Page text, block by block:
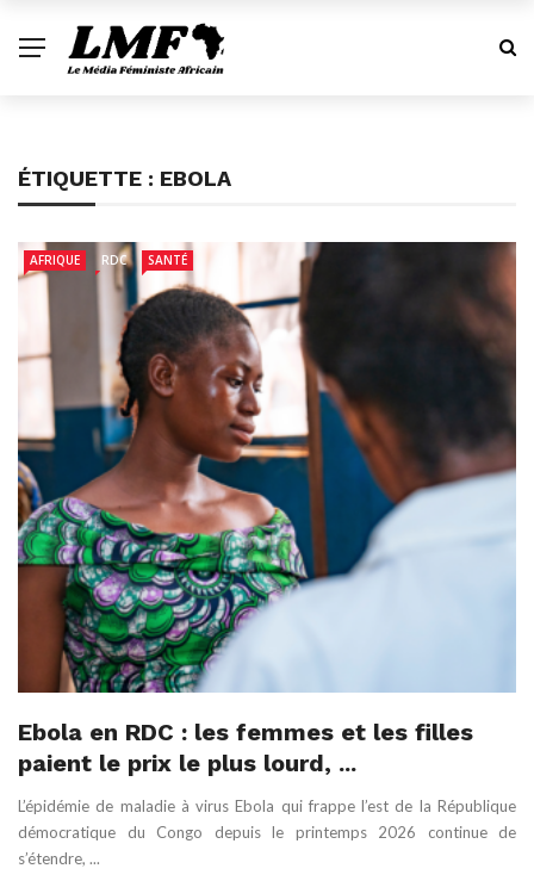
ÉTIQUETTE : EBOLA
AFRIQUE RDC SANTÉ
Ebola en RDC : les femmes et les filles
paient le prix le plus lourd, ...
L’épidémie de maladie à virus Ebola qui frappe l’est de la République
démocratique du Congo depuis le printemps 2026 continue de
s’étendre, ...